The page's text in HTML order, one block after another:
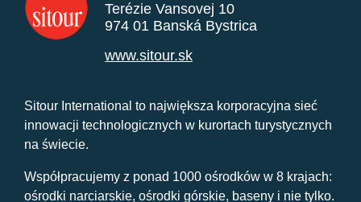
Terézie Vansovej 10
974 01 Banská Bystrica
www.sitour.sk
Sitour International to największa korporacyjna sieć
innowacji technologicznych w kurortach turystycznych
na świecie.
Współpracujemy z ponad 1000 ośrodków w 8 krajach:
ośrodki narciarskie, ośrodki górskie, baseny i nie tylko.